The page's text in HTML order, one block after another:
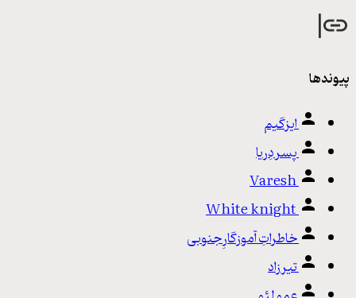
پیوندها
ایزگیم
پسر دِریا
Varesh
White knight
خاطراتِ آموزگارِ جنوبی
تیرزاد